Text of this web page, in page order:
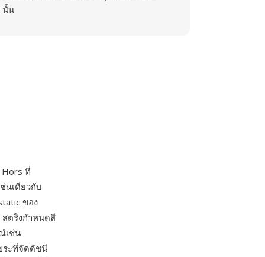
นั้น
ที่
นเดียวกับ
ของ
สตริงกำหนดสี
เช่น
ระที่จัดดัชนี